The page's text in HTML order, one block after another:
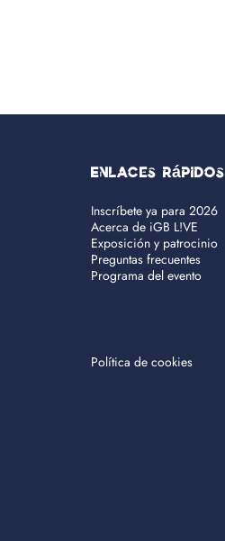
Enlaces rápidos
Inscríbete ya para 2026
Acerca de iGB L!VE
Exposición y patrocinio
Preguntas frecuentes
Programa del evento
Política de cookies